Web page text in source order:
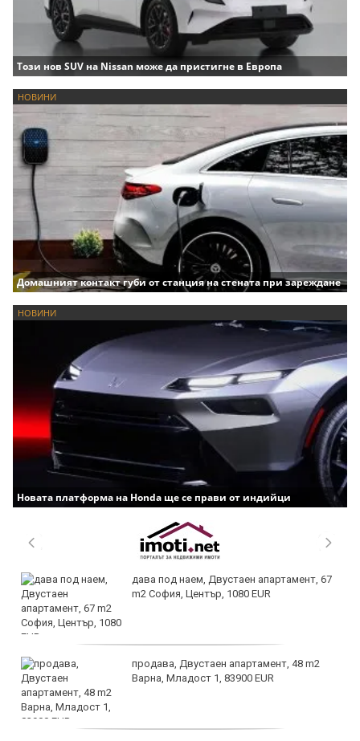
Този нов SUV на Nissan може да пристигне в Европа
НОВИНИ
Домашният контакт губи от станция на стената при зареждане
НОВИНИ
Новата платформа на Honda ще се прави от индийци
дава под наем, Двустаен апартамент, 67
m2 София, Център, 1080 EUR
продава, Двустаен апартамент, 48 m2
Варна, Младост 1, 83900 EUR